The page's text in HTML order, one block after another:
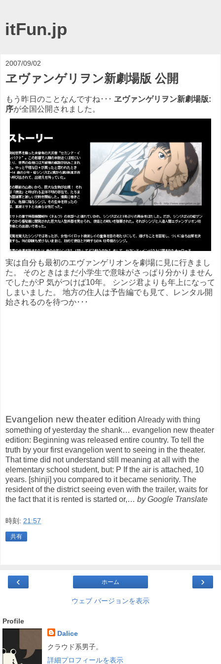
itFun.jp
2007/09/02
ヱヴァンゲリヲン新劇場版 公開
もう昨日のことなんですね･･･ ヱヴァンゲリヲン新劇場版:
序が全国公開されました。
実は自分も最初のエヴァンゲリオンを劇場に見に行きまし
た。 そのときはまだ小学生で意味がさっぱり分かりません
でしたが:P 気がつけば10年。 シンジ君よりも年上になって
しまいました。 地方の住人は予告編でも見て、レンタル開
始されるのを待つか･･･
Evangelion new theater edition Already with thing
something of yesterday the shank… evangelion new theater
edition: Beginning was released entire country. To tell the
truth by your first evangelion went to seeing in the theater.
That time did not understand still meaning at all with the
elementary school student, but: P If the air is attached, 10
years. [shinji] you compared to it became seniority. The
resident of the district seeing even with the trailer, waits for
the fact that it is rented is started or,… by Google Translate
時刻: 21:57
共有
‹ ›
ホーム
ウェブ バージョンを表示
Profile
Dalice
クラウド系男子。
詳細プロフィールを表示